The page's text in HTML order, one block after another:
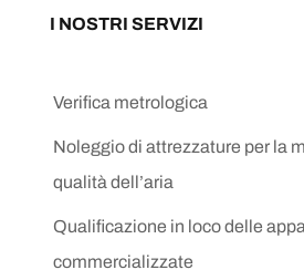
I NOSTRI SERVIZI
Verifica metrologica
Noleggio di attrezzature per la
qualità dell’aria
Qualificazione in loco delle
commercializzate